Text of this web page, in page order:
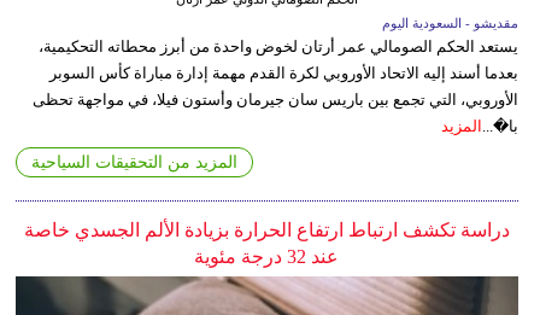
مقديشو - السعودية اليوم
يستعد الحكم الصومالي عمر أرتان لخوض واحدة من أبرز محطاته التحكيمية،
بعدما أسند إليه الاتحاد الأوروبي لكرة القدم مهمة إدارة مباراة كأس السوبر
الأوروبي، التي تجمع بين باريس سان جيرمان وأستون فيلا، في مواجهة تحظى
با�... المزيد
المزيد من التحقيقات السياحية
دراسة تكشف ارتباط ارتفاع الحرارة بزيادة الألم الجسدي خاصة
عند 32 درجة مئوية